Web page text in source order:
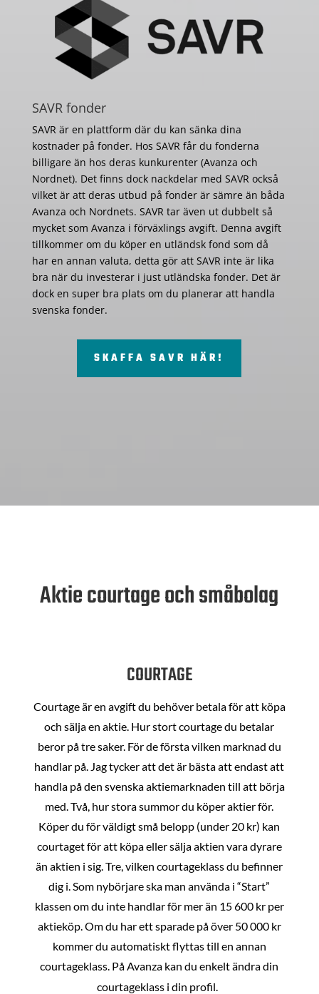
SAVR fonder
SAVR är en plattform där du kan sänka dina
kostnader på fonder. Hos SAVR får du fonderna
billigare än hos deras kunkurenter (Avanza och
Nordnet). Det finns dock nackdelar med SAVR också
vilket är att deras utbud på fonder är sämre än båda
Avanza och Nordnets. SAVR tar även ut dubbelt så
mycket som Avanza i förväxlings avgift. Denna avgift
tillkommer om du köper en utländsk fond som då
har en annan valuta, detta gör att SAVR inte är lika
bra när du investerar i just utländska fonder. Det är
dock en super bra plats om du planerar att handla
svenska fonder.
SKAFFA SAVR HÄR!
Aktie courtage och småbolag
COURTAGE
Courtage är en avgift du behöver betala för att köpa
och sälja en aktie. Hur stort courtage du betalar
beror på tre saker. För de första vilken marknad du
handlar på. Jag tycker att det är bästa att endast att
handla på den svenska aktiemarknaden till att börja
med. Två, hur stora summor du köper aktier för.
Köper du för väldigt små belopp (under 20 kr) kan
courtaget för att köpa eller sälja aktien vara dyrare
än aktien i sig. Tre, vilken courtageklass du befinner
dig i. Som nybörjare ska man använda i “Start”
klassen om du inte handlar för mer än 15 600 kr per
aktieköp. Om du har ett sparade på över 50 000 kr
kommer du automatiskt flyttas till en annan
courtageklass. På Avanza kan du enkelt ändra din
courtageklass i din profil.